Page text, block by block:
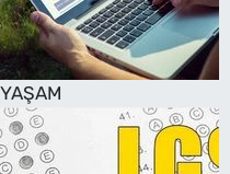
YAŞAM